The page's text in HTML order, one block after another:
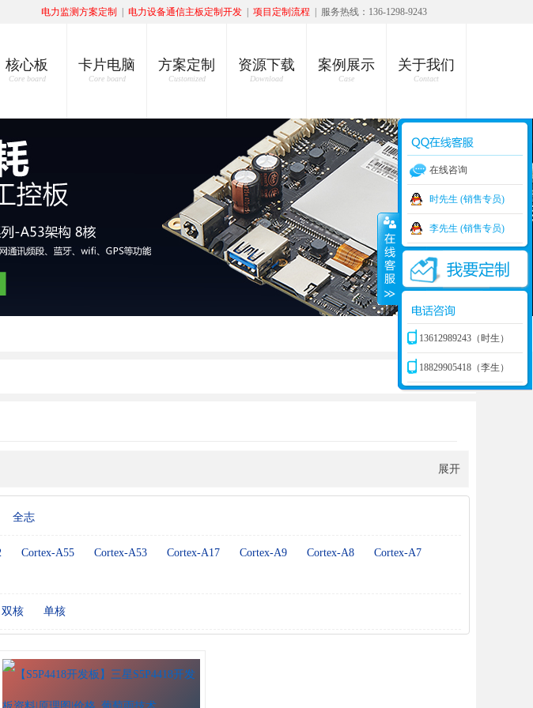
电力监测方案定制 电力设备通信主板定制开发 项目定制流程 | 服务热线：136-1298-9243
核心板
Core board
卡片电脑
Core board
方案定制
Customized
资源下载
Download
案例展示
Case
关于我们
Contact
展开
全志
Cortex-A55 Cortex-A53 Cortex-A17 Cortex-A9 Cortex-A8
Cortex-A7
双核 单核
在线咨询
时先生 (销售专员)
李先生 (销售专员)
13612989243（时生）
18829905418（李生）